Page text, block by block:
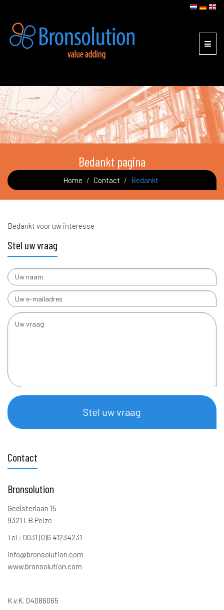
Bedankt pagina
Home Contact Bedankt
Bedankt voor uw interesse
Stel uw vraag
Stel uw vraag
Contact
Bronsolution
Geelsterlaan 15
9321 LB Peize
Tel : 0031 (0)6 41234231
info@bronsolution.com
www.bronsolution.com
K.v.K. 04086065